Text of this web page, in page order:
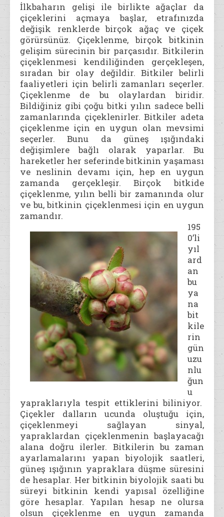
İlkbaharın gelişi ile birlikte ağaçlar da
çiçeklerini açmaya başlar, etrafınızda
değişik renklerde birçok ağaç ve çiçek
görürsünüz. Çiçeklenme, birçok bitkinin
gelişim sürecinin bir parçasıdır. Bitkilerin
çiçeklenmesi kendiliğinden gerçekleşen,
sıradan bir olay değildir. Bitkiler belirli
faaliyetleri için belirli zamanları seçerler.
Çiçeklenme de bu olaylardan biridir.
Bildiğiniz gibi çoğu bitki yılın sadece belli
zamanlarında çiçeklenirler. Bitkiler adeta
çiçeklenme için en uygun olan mevsimi
seçerler. Bunu da güneş ışığındaki
değişimlere bağlı olarak yaparlar. Bu
hareketler her seferinde bitkinin yaşaması
ve neslinin devamı için, hep en uygun
zamanda gerçekleşir. Birçok bitkide
çiçeklenme, yılın belli bir zamanında olur
ve bu, bitkinin çiçeklenmesi için en uygun
zamandır.
195
0’li
yıl
ard
an
bu
ya
na
bit
kile
rin
gün
uzu
nlu
ğun
u
yapraklarıyla tespit ettiklerini biliniyor.
Çiçekler dalların ucunda oluştuğu için,
çiçeklenmeyi sağlayan sinyal,
yapraklardan çiçeklenmenin başlayacağı
alana doğru ilerler. Bitkilerin bu zaman
ayarlamalarını yapan biyolojik saatleri,
güneş ışığının yapraklara düşme süresini
de hesaplar. Her bitkinin biyolojik saati bu
süreyi bitkinin kendi yapısal özelliğine
göre hesaplar. Yapılan hesap ne olursa
olsun çiçeklenme en uygun zamanda